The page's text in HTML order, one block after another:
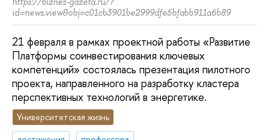
id=news.view&obj=c01cb3901be2999dfe5bfabb911a6b89
21 февраля в рамках проектной работы «Развитие
Платформы соинвестирования ключевых
компетенций» состоялась презентация пилотного
проекта, направленного на разработку кластера
перспективных технологий в энергетике.
Университетская жизнь